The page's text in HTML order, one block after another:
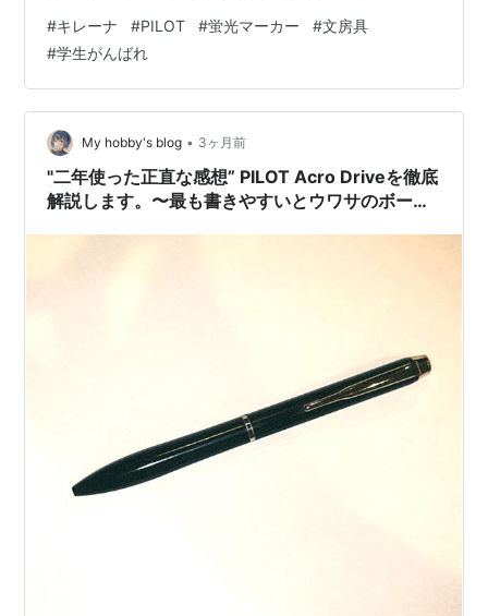
しまうのでしょうか？ 実際、日々の情報整理で蛍光ペン
を使う際、こんな小さなストレスが生産性を削いでいま
せんか？ 線を引いた後の定規のインキ汚れが、次のペー
ジを汚してしまう。 急いでページを閉じると、重要なメ
モが裏写りして台無しになる。 スピードを出すと線がブ
レて、強調した情報が逆に読みにくくな…
#キレーナ #PILOT #蛍光マーカー #文房具
#学生がんばれ
My hobby's blog • 3ヶ月前
"二年使った正直な感想” PILOT Acro Driveを徹底
解説します。〜最も書きやすいとウワサのボール